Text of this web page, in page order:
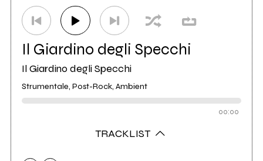
Il Giardino degli Specchi
Il Giardino degli Specchi
Strumentale, Post-Rock, Ambient
00:00
TRACKLIST